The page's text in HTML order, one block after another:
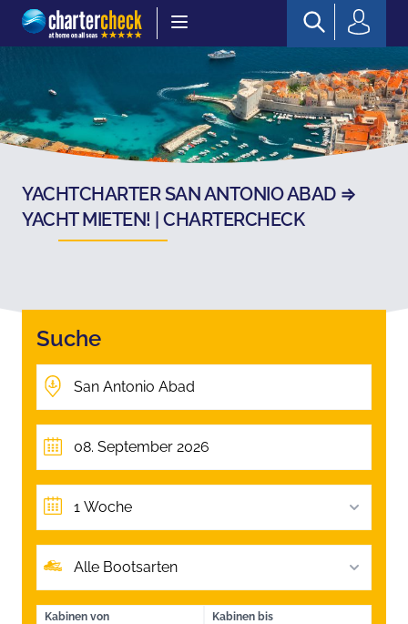
Chartercheck
YACHTCHARTER SAN ANTONIO ABAD ⇒
YACHT MIETEN! | CHARTERCHECK
Suche
1 Woche
Alle Bootsarten
Kabinen von Kabinen bis